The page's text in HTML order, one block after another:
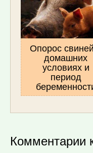
Опорос
домашних
условиях и
период
Комментарии